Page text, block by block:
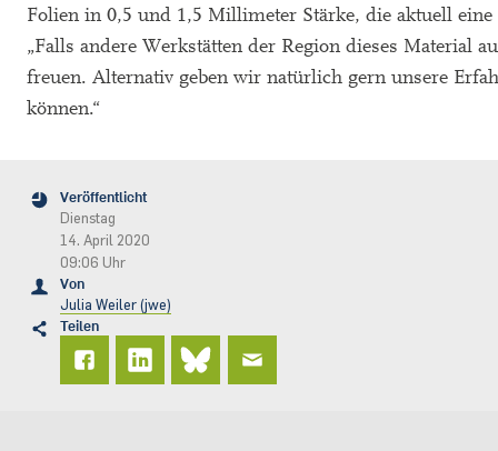
Folien in 0,5 und 1,5 Millimeter Stärke, die aktuell
„Falls andere Werkstätten der Region dieses Material
freuen. Alternativ geben wir natürlich gern unsere
können.“
Veröffentlicht
Dienstag
14. April 2020
09:06 Uhr
Von
Julia Weiler (jwe)
Teilen